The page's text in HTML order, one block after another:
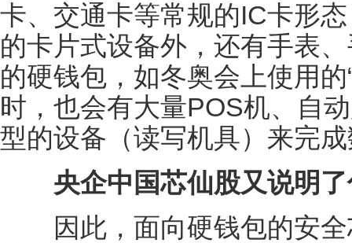
卡、交通卡等常规的IC卡形
的卡片式设备外，还有手表
的硬钱包，如冬奥会上使用的
时，也会有大量POS机、自
型的设备（读写机具）来完
央企中国芯仙股又说明
因此，面向硬钱包的安全